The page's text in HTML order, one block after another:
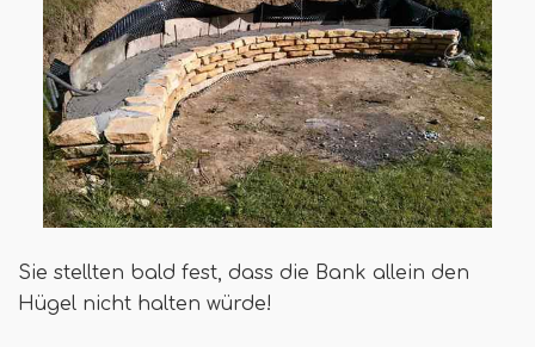
Sie stellten bald fest, dass die Bank allein den
Hügel nicht halten würde!